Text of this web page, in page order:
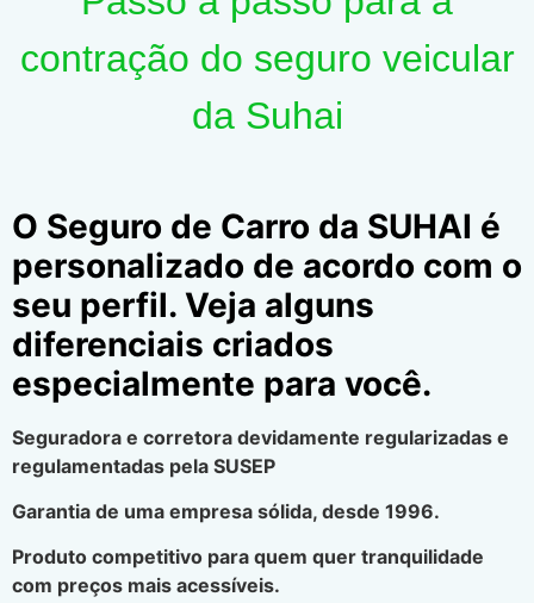
contração do seguro veicular
da Suhai
O Seguro de Carro da SUHAI é
personalizado de acordo com o
seu perfil. Veja alguns
diferenciais criados
especialmente para você.
Seguradora e corretora devidamente regularizadas e
regulamentadas pela SUSEP
Garantia de uma empresa sólida, desde 1996.
Produto competitivo para quem quer tranquilidade
com preços mais acessíveis.